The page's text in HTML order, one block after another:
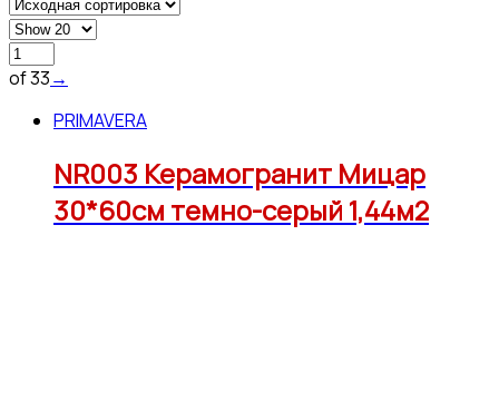
of 33→
PRIMAVERA
NR003 Керамогранит Мицар
30*60см темно-серый 1,44м2